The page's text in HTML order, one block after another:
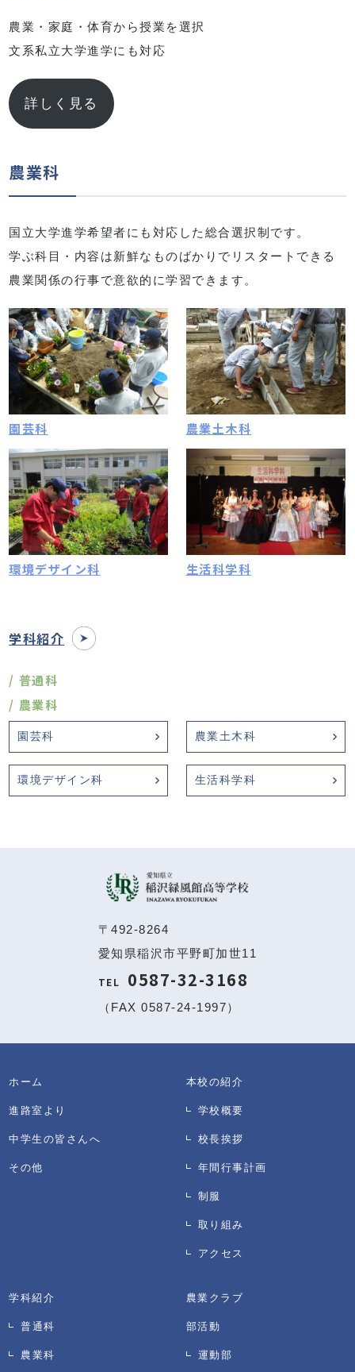
農業・家庭・体育から授業を選択
文系私立大学進学にも対応
詳しく見る
農業科
国立大学進学希望者にも対応した総合選択制です。
学ぶ科目・内容は新鮮なものばかりでリスタートできる
農業関係の行事で意欲的に学習できます。
園芸科 農業土木科
環境デザイン科 生活科学科
学科紹介
普通科
農業科
園芸科 農業土木科
環境デザイン科 生活科学科
〒492-8264
愛知県稲沢市平野町加世11
TEL 0587-32-3168
（FAX 0587-24-1997）
ホーム
進路室より
中学生の皆さんへ
その他
本校の紹介
学校概要
校長挨拶
年間行事計画
制服
取り組み
アクセス
学科紹介
普通科
農業科
農業クラブ
部活動
運動部